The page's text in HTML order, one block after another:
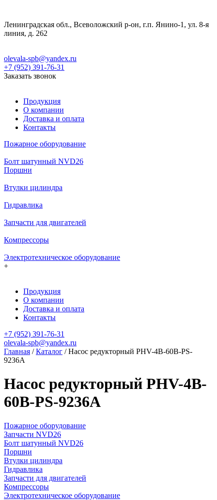
Ленинградская обл., Всеволожский р-он, г.п. Янино-1, ул. 8-я
линия, д. 262
olevala-spb@yandex.ru
+7 (952) 391-76-31
Заказать звонок
Продукция
О компании
Доставка и оплата
Контакты
Пожарное оборудование
Болт шатунный NVD26
Поршни
Втулки цилиндра
Гидравлика
Запчасти для двигателей
Компрессоры
Электротехническое оборудование
+
Продукция
О компании
Доставка и оплата
Контакты
+7 (952) 391-76-31
olevala-spb@yandex.ru
Главная /Каталог /Насос редукторный PHV-4B-60B-PS-
9236A
Насос редукторный PHV-4B-
60B-PS-9236A
Пожарное оборудование
Запчасти NVD26
Болт шатунный NVD26
Поршни
Втулки цилиндра
Гидравлика
Запчасти для двигателей
Компрессоры
Электротехническое оборудование